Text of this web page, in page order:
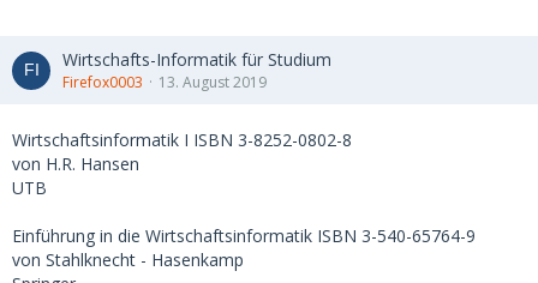
Wirtschafts-Informatik für Studium
Firefox0003 13. August 2019
Wirtschaftsinformatik I ISBN 3-8252-0802-8
von H.R. Hansen
UTB
Einführung in die Wirtschaftsinformatik ISBN 3-540-65764-9
von Stahlknecht - Hasenkamp